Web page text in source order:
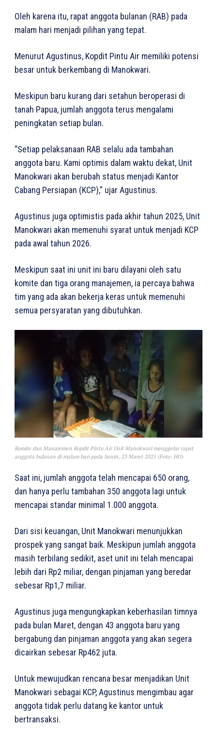
Oleh karena itu, rapat anggota bulanan (RAB) pada
malam hari menjadi pilihan yang tepat.
Menurut Agustinus, Kopdit Pintu Air memiliki potensi
besar untuk berkembang di Manokwari.
Meskipun baru kurang dari setahun beroperasi di
tanah Papua, jumlah anggota terus mengalami
peningkatan setiap bulan.
“Setiap pelaksanaan RAB selalu ada tambahan
anggota baru. Kami optimis dalam waktu dekat, Unit
Manokwari akan berubah status menjadi Kantor
Cabang Persiapan (KCP),” ujar Agustinus.
Agustinus juga optimistis pada akhir tahun 2025, Unit
Manokwari akan memenuhi syarat untuk menjadi KCP
pada awal tahun 2026.
Meskipun saat ini unit ini baru dilayani oleh satu
komite dan tiga orang manajemen, ia percaya bahwa
tim yang ada akan bekerja keras untuk memenuhi
semua persyaratan yang dibutuhkan.
Komite dan Manajemen Kopdit Pintu Air Unit Manokwari menggelar rapat
anggota bulanan di malam hari pada Senin, 23 Maret 2025 (Foto: HO)
Saat ini, jumlah anggota telah mencapai 650 orang,
dan hanya perlu tambahan 350 anggota lagi untuk
mencapai standar minimal 1.000 anggota.
Dari sisi keuangan, Unit Manokwari menunjukkan
prospek yang sangat baik. Meskipun jumlah anggota
masih terbilang sedikit, aset unit ini telah mencapai
lebih dari Rp2 miliar, dengan pinjaman yang beredar
sebesar Rp1,7 miliar.
Agustinus juga mengungkapkan keberhasilan timnya
pada bulan Maret, dengan 43 anggota baru yang
bergabung dan pinjaman anggota yang akan segera
dicairkan sebesar Rp462 juta.
Untuk mewujudkan rencana besar menjadikan Unit
Manokwari sebagai KCP, Agustinus mengimbau agar
anggota tidak perlu datang ke kantor untuk
bertransaksi.